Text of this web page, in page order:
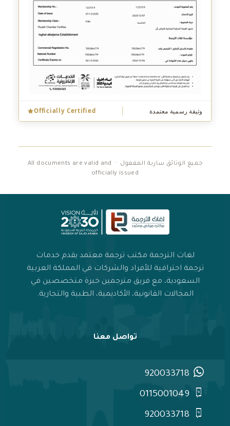
وثيقة رسمية معتمدة Officially Certified
جميع الوثائق سارية المفعول · All documents are valid and
officially issued
لغات الترجمة مكتب ترجمة معتمد يقدم خدمات
ترجمة احترافية للأفراد والشركات في المملكة العربية
السعودية، مع فريق مترجمين خبرة متخصصين في
المجالات القانونية، الأكاديمية، الطبية والتجارية.
تواصل معنا
920033718
0115001049
920033718